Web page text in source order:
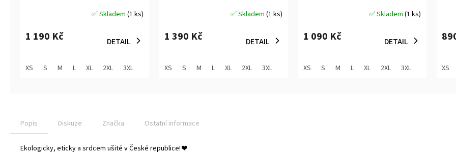
produktu
z
5
✅ Skladem (1 ks)
1 190 Kč DETAIL
XS S M L XL 2XL 3XL
produktu
z
5
✅ Skladem (1 ks)
1 390 Kč DETAIL
XS S M L XL 2XL 3XL
produktu
z
5
✅ Skladem(1 ks)
1 090 Kč DETAIL
XS S M L XL 2XL 3XL
z
5
XS
Popis Diskuze Značka Ostatní informace
Ekologicky, eticky a srdcem ušité v České republice!❤️